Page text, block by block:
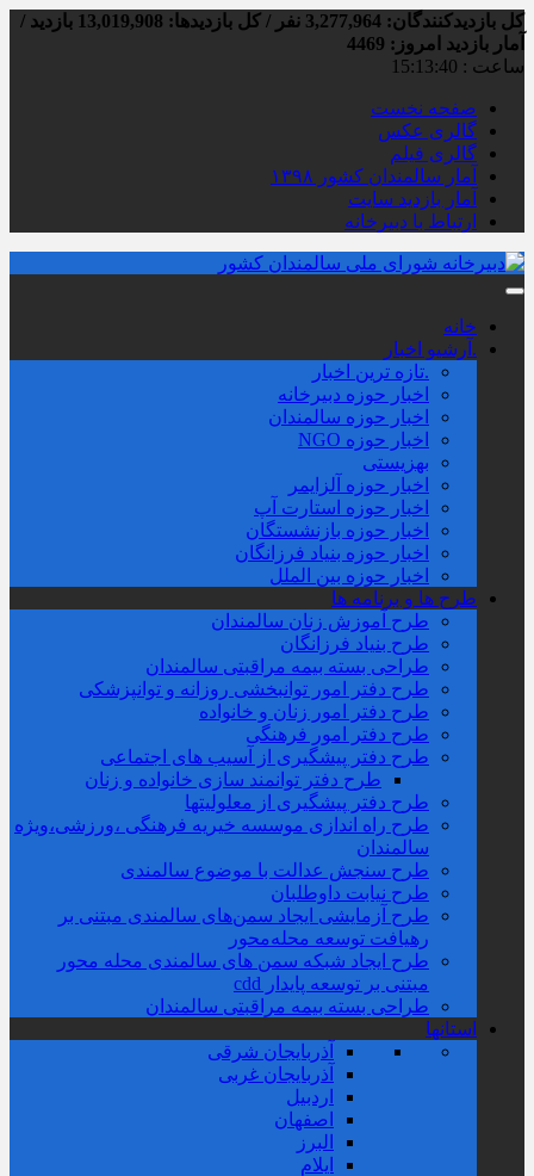
کل بازدیدکنند‌گان: 3,277,964 نفر / کل بازدیدها: 13,019,908 بازدید /
آمار بازدید امروز: 4469
ساعت : 15:13:41
صفحه نخست
گالری عکس
گالری فیلم
آمار سالمندان کشور ۱۳۹۸
آمار بازدید سایت
ارتباط با دبیرخانه
خانه
.آرشیو اخبار
.تازه ترین اخبار
اخبار حوزه دبیرخانه
اخبار حوزه سالمندان
اخبار حوزه NGO
بهزیستی
اخبار حوزه آلزايمر
اخبار حوزه استارت آپ
اخبار حوزه بازنشستگان
اخبار حوزه بنیاد فرزانگان
اخبار حوزه بین الملل
طرح ها و برنامه ها
طرح آموزش زنان سالمندان
طرح بنیاد فرزانگان
طراحی بسته بیمه مراقبتی سالمندان
طرح دفتر امور توانبخشی روزانه و توانپزشکی
طرح دفتر امور زنان و خانواده
طرح دفتر امور فرهنگی
طرح دفتر پیشگیری از آسیب های اجتماعی
طرح دفتر توانمند سازی خانواده و زنان
طرح دفتر پیشگیری از معلولیتها
طرح راه اندازی موسسه خیریه فرهنگی ،ورزشی،ویژه
سالمندان
طرح سنجش عدالت با موضوع سالمندی
طرح نیابت داوطلبان
طرح آزمایشی ایجاد سمن‌های سالمندی مبتنی بر
رهیافت توسعه محله‌‌محور
طرح ایجاد شبکه سمن های سالمندی محله محور
مبتنی بر توسعه پایدار cdd
طراحی بسته بیمه مراقبتی سالمندان
استانها
آذربایجان شرقی
آذربایجان غربی
اردبیل
اصفهان
البرز
ایلام